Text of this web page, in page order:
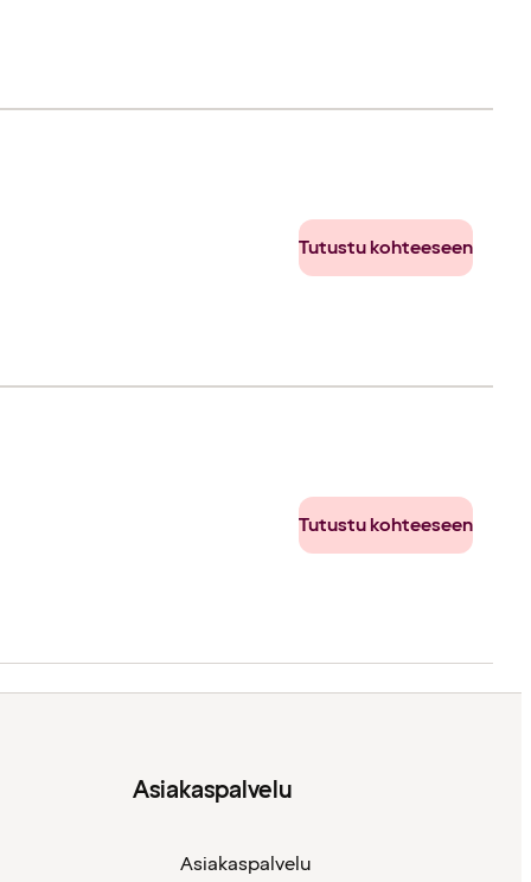
Tutustu kohteeseen
Tutustu kohteeseen
Asiakaspalvelu
Asiakaspalvelu